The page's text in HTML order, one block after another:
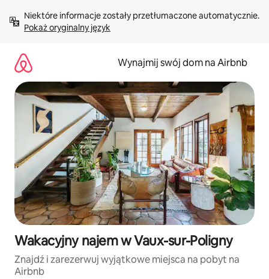
treści Pokaż oryginalny język
Wynajmij swój dom na Airbnb
Wakacyjny najem w Vaux-sur-Poligny
Znajdź i zarezerwuj wyjątkowe miejsca na pobyt na
Airbnb